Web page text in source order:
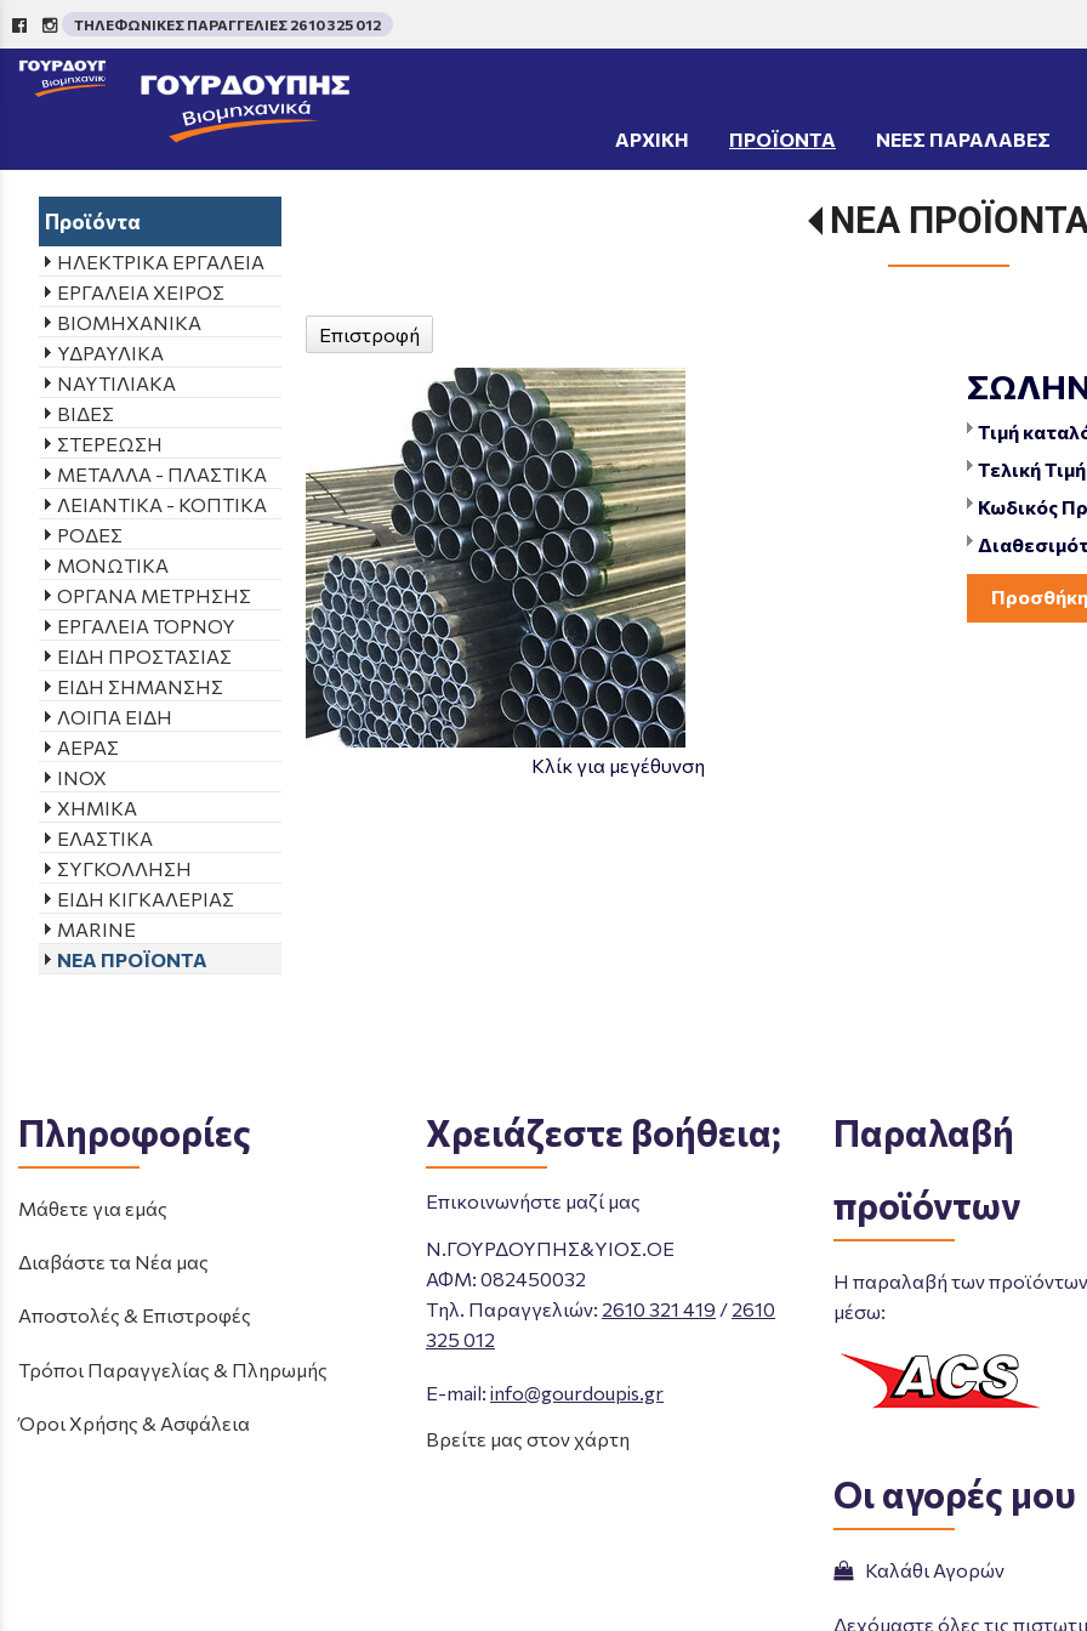
ΤΗΛΕΦΩΝΙΚΕΣ ΠΑΡΑΓΓΕΛΙΕΣ 2610 325 012
/
ΑΡΧΙΚΗ ΠΡΟΪΟΝΤΑ ΝΕΕΣ ΠΑΡΑΛΑΒΕΣ
Προϊόντα
ΗΛΕΚΤΡΙΚΑ ΕΡΓΑΛΕΙΑ
ΕΡΓΑΛΕΙΑ ΧΕΙΡΟΣ
ΒΙΟΜΗΧΑΝΙΚΑ
ΥΔΡΑΥΛΙΚΑ
ΝΑΥΤΙΛΙΑΚΑ
ΒΙΔΕΣ
ΣΤΕΡΕΩΣΗ
ΜΕΤΑΛΛΑ - ΠΛΑΣΤΙΚΑ
ΛΕΙΑΝΤΙΚΑ - ΚΟΠΤΙΚΑ
ΡΟΔΕΣ
ΜΟΝΩΤΙΚΑ
ΟΡΓΑΝΑ ΜΕΤΡΗΣΗΣ
ΕΡΓΑΛΕΙΑ ΤΟΡΝΟΥ
ΕΙΔΗ ΠΡΟΣΤΑΣΙΑΣ
ΕΙΔΗ ΣΗΜΑΝΣΗΣ
ΛΟΙΠΑ ΕΙΔΗ
ΑΕΡΑΣ
INOX
ΧΗΜΙΚΑ
ΕΛΑΣΤΙΚΑ
ΣΥΓΚΟΛΛΗΣΗ
ΕΙΔΗ ΚΙΓΚΑΛΕΡΙΑΣ
MARINE
ΝΕΑ ΠΡΟΪΟΝΤΑ
ΝΕΑ
Επιστροφή
Κλίκ για μεγέθυνση
Τιμή
Τελική
Κωδικός
Πληροφορίες
Μάθετε για εμάς
Διαβάστε τα Νέα μας
Αποστολές & Επιστροφές
Τρόποι Παραγγελίας & Πληρωμής
Όροι Χρήσης & Ασφάλεια
Χρειάζεστε βοήθεια;
Επικοινωνήστε μαζί μας
Ν.ΓΟΥΡΔΟΥΠΗΣ&ΥΙΟΣ.ΟΕ
ΑΦΜ: 082450032
Tηλ. Παραγγελιών: 2610 321 419 / 2610
325 012
E-mail: info@gourdoupis.gr
Βρείτε μας στον χάρτη
Παραλαβή
προϊόντων
Η παραλαβή των προϊόντων
μέσω:
Οι αγορές μου
Καλάθι Αγορών
Δεχόμαστε όλες τις